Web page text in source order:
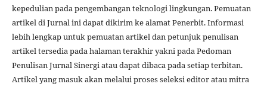
kepedulian pada pengembangan teknologi lingkungan. Pemuatan
artikel di Jurnal ini dapat dikirim ke alamat Penerbit. Informasi
lebih lengkap untuk pemuatan artikel dan petunjuk penulisan
artikel tersedia pada halaman terakhir yakni pada Pedoman
Penulisan Jurnal Sinergi atau dapat dibaca pada setiap terbitan.
Artikel yang masuk akan melalui proses seleksi editor atau mitra